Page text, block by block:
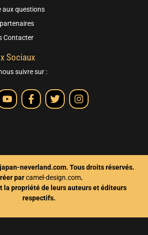
aux questions
Contacter
Sociaux
suivre sur :
neverland.com. Tous droits réservés.
parcamel-design.com.
la propriété de leurs auteurs et éditeurs
respectifs.